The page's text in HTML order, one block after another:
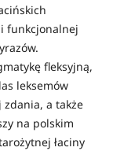
funkcjonalnej
fleksyjną,
leksemów
zdania, a także
na polskim
łaciny